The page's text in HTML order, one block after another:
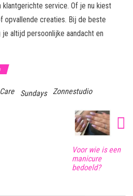
klantgerichte service. Of je nu kiest
opvallende creaties. Bij de beste
altijd persoonlijke aandacht en
Sundays Zonnestudio
Voor wie is een
manicure
bedoeld?